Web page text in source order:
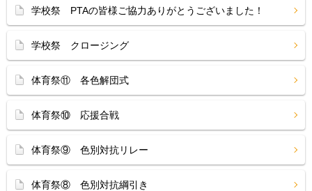
学校祭 PTAの皆様ご協力ありがとうございました！
学校祭 クロージング
体育祭⑪ 各色解団式
体育祭⑩ 応援合戦
体育祭⑨ 色別対抗リレー
体育祭⑧ 色別対抗綱引き